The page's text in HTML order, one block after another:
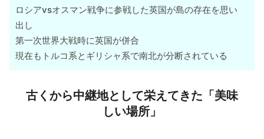
ロシアvsオスマン戦争に参戦した英国が島の存在を思い
出し
第一次世界大戦時に英国が併合
現在もトルコ系とギリシャ系で南北が分断されている
古くから中継地として栄えてきた「美味
しい場所」